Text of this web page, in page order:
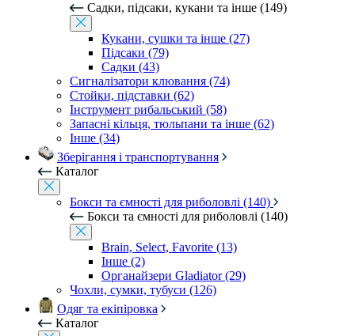
Садки, підсаки, кукани та інше (149)
Кукани, сушки та інше (27)
Підсаки (79)
Садки (43)
Сигналізатори клювання (74)
Стойки, підставки (62)
Інструмент рибальський (58)
Запасні кільця, тюльпани та інше (62)
Інше (34)
Зберігання і транспортування
Каталог
Бокси та ємності для риболовлі (140)
Бокси та ємності для риболовлі (140)
Brain, Select, Favorite (13)
Інше (2)
Органайзери Gladiator (29)
Чохли, сумки, тубуси (126)
Одяг та екіпіровка
Каталог